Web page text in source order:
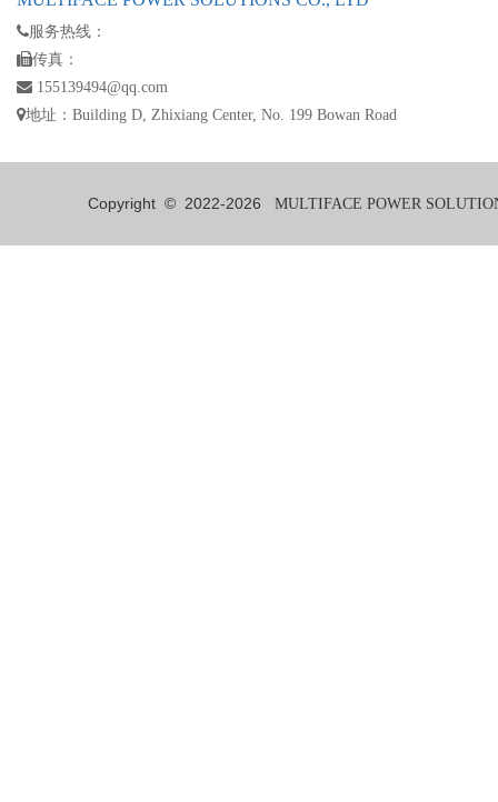
服务热线：
传真：
155139494@qq.com
地址：Building D, Zhixiang Center, No. 199 Bowan Road
Copyright © 2022-2026 MULTIFACE POWER